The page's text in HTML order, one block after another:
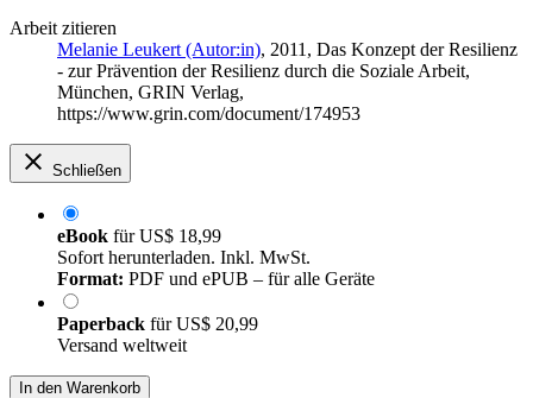
Arbeit zitieren
Melanie Leukert (Autor:in), 2011, Das Konzept der Resilienz
- zur Prävention der Resilienz durch die Soziale Arbeit,
München, GRIN Verlag,
https://www.grin.com/document/174953
Schließen
eBook fürUS$ 18,99
Sofort herunterladen. Inkl. MwSt.
Format: PDF und ePUB – für alle Geräte
Paperback fürUS$ 20,99
Versand weltweit
In den Warenkorb